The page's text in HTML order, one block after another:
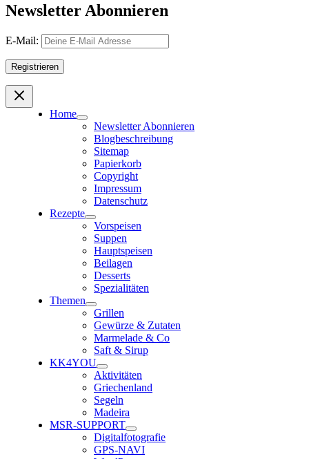
Newsletter Abonnieren
E-Mail:
Home
Newsletter Abonnieren
Blogbeschreibung
Sitemap
Papierkorb
Copyright
Impressum
Datenschutz
Rezepte
Vorspeisen
Suppen
Hauptspeisen
Beilagen
Desserts
Spezialitäten
Themen
Grillen
Gewürze & Zutaten
Marmelade & Co
Saft & Sirup
KK4YOU
Aktivitäten
Griechenland
Segeln
Madeira
MSR-SUPPORT
Digitalfotografie
GPS-NAVI